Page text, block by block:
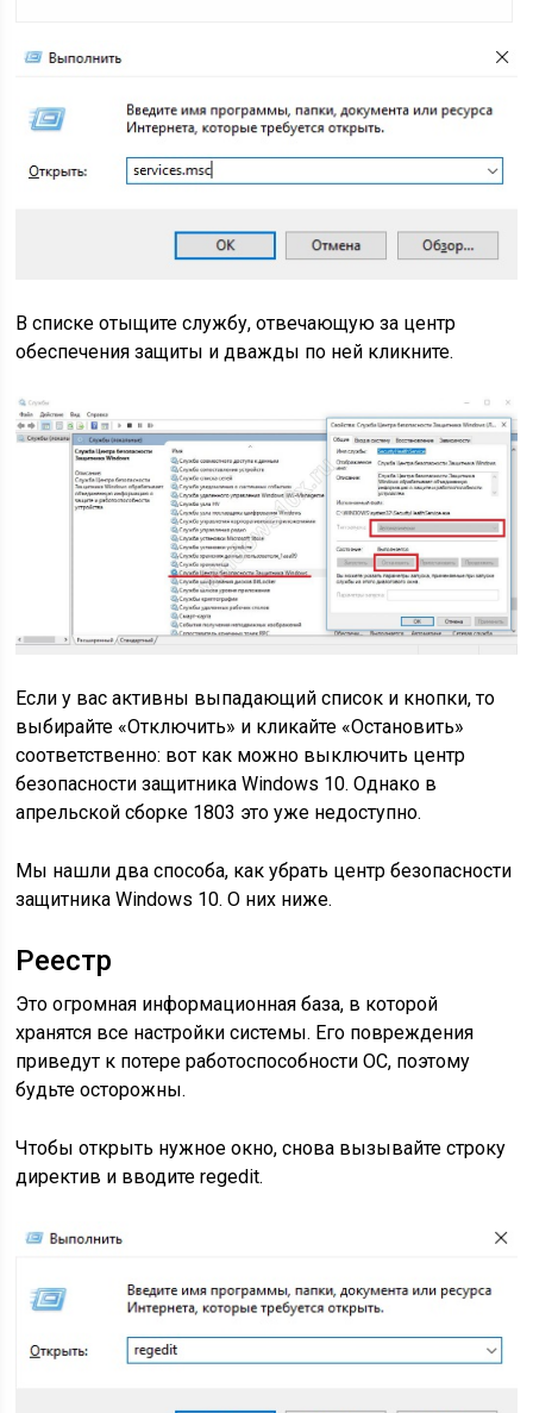
В списке отыщите службу, отвечающую за центр
обеспечения защиты и дважды по ней кликните.
Если у вас активны выпадающий список и кнопки, то
выбирайте «Отключить» и кликайте «Остановить»
соответственно: вот как можно выключить центр
безопасности защитника Windows 10. Однако в
апрельской сборке 1803 это уже недоступно.
Мы нашли два способа, как убрать центр безопасности
защитника Windows 10. О них ниже.
Реестр
Это огромная информационная база, в которой
хранятся все настройки системы. Его повреждения
приведут к потере работоспособности ОС, поэтому
будьте осторожны.
Чтобы открыть нужное окно, снова вызывайте строку
директив и вводитеregedit.